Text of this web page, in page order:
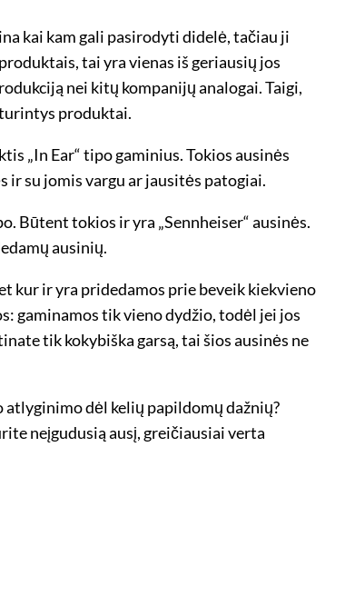
kai kam gali pasirodyti didelė, tačiau ji
tai yra vienas iš geriausių jos
nei kitų kompanijų analogai. Taigi,
turintys produktai.
„In Ear“ tipo gaminius. Tokios ausinės
su jomis vargu ar jausitės patogiai.
Būtent tokios ir yra „Sennheiser“ ausinės.
ausinių.
kur ir yra pridedamos prie beveik kiekvieno
gaminamos tik vieno dydžio, todėl jei jos
tik kokybiška garsą, tai šios ausinės ne
atlyginimo dėl kelių papildomų dažnių?
neįgudusią ausį, greičiausiai verta